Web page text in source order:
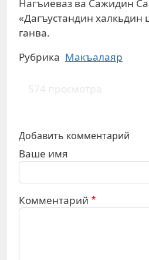
Нагъиеваз ва Сажидин
«Дагъустандин халкьдин
ганва.
Рубрика Макъалаяр
574 просмотра
Добавить комментарий
Ваше имя
Комментарий